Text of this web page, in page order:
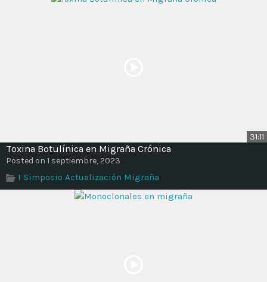
31:11
Toxina Botulínica en Migraña Crónica
Posted on 1 septiembre, 2023
I Simposio Actualización Migraña